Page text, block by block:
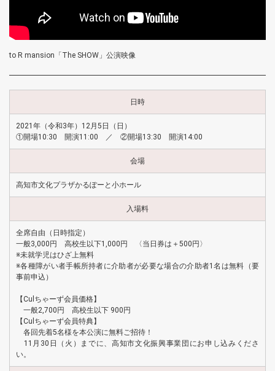
to R mansion「The SHOW」公演映像
日時
2021年（令和3年）12月5日（日）
①開場10:30 開演11:00 ／ ②開場13:30 開演14:00
会場
高知市文化プラザかるぽーと小ホール
入場料
全席自由（日時指定）
一般3,000円 高校生以下1,000円 〈当日券は＋500円〉
※未就学児はひざ上無料
※各種障がい者手帳所持者に介助者が必要な場合の介助者1名は無料（要
事前申込）
【Culちゃーず会員価格】
一般2,700円 高校生以下 900円
【Culちゃーず会員特典】
各回先着5名様を本公演に無料ご招待！
11月30日（火）までに、高知市文化振興事業団にお申し込みくださ
い。